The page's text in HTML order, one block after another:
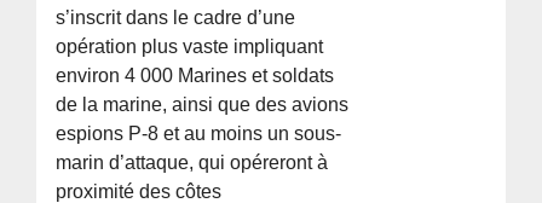
s’inscrit dans le cadre d’une
opération plus vaste impliquant
environ 4 000 Marines et soldats
de la marine, ainsi que des avions
espions P-8 et au moins un sous-
marin d’attaque, qui opéreront à
proximité des côtes